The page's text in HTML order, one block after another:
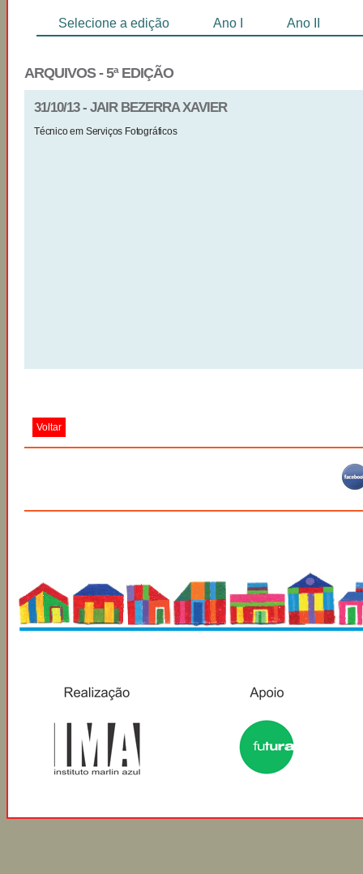
Selecione a edição Ano I Ano II
ARQUIVOS - 5ª EDIÇÃO
31/10/13 - JAIR BEZERRA XAVIER
Técnico em Serviços Fotográficos
Voltar